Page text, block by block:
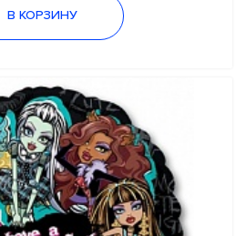
В КОРЗИНУ